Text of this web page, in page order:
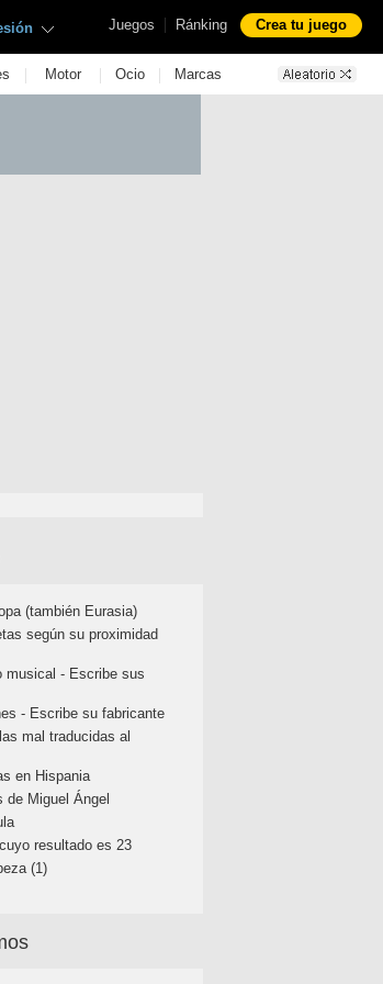
Juegos | Ránking Crea tu juego
| Motor | Ocio | Marcas
(también Eurasia)
según su proximidad
musical - Escribe sus
- Escribe su fabricante
mal traducidas al
en Hispania
de Miguel Ángel
resultado es 23
(1)